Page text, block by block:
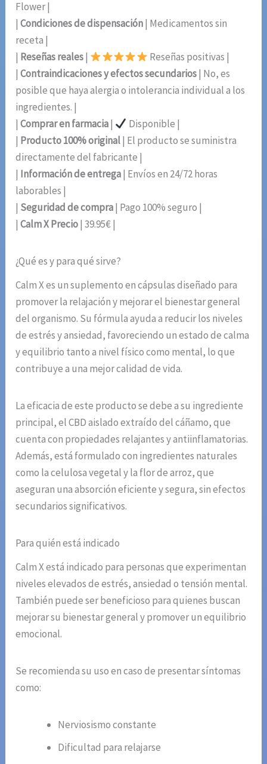
Flower |
|Condiciones de dispensación| Medicamentos sin
receta |
| Reseñas reales|
Reseñas positivas |
|Contraindicaciones y efectos secundarios| No, es
posible que haya alergia o intolerancia individual a los
ingredientes. |
|Comprar en farmacia|
Disponible |
| Producto 100% original| El producto se suministra
directamente del fabricante |
| Información de entrega| Envíos en 24/72 horas
laborables |
| Seguridad de compra| Pago 100% seguro |
|Calm X Precio| 39.95€ |
¿Qué es y para qué sirve?
Calm X es un suplemento en cápsulas diseñado para
promover la relajación y mejorar el bienestar general
del organismo. Su fórmula ayuda a reducir los niveles
de estrés y ansiedad, favoreciendo un estado de calma
y equilibrio tanto a nivel físico como mental, lo que
contribuye a una mejor calidad de vida.
La eficacia de este producto se debe a su ingrediente
principal, el CBD aislado extraído del cáñamo, que
cuenta con propiedades relajantes y antiinflamatorias.
Además, está formulado con ingredientes naturales
como la celulosa vegetal y la flor de arroz, que
aseguran una absorción eficiente y segura, sin efectos
secundarios significativos.
Para quién está indicado
Calm X está indicado para personas que experimentan
niveles elevados de estrés, ansiedad o tensión mental.
También puede ser beneficioso para quienes buscan
mejorar su bienestar general y promover un equilibrio
emocional.
Se recomienda su uso en caso de presentar síntomas
como:
Nerviosismo constante
Dificultad para relajarse